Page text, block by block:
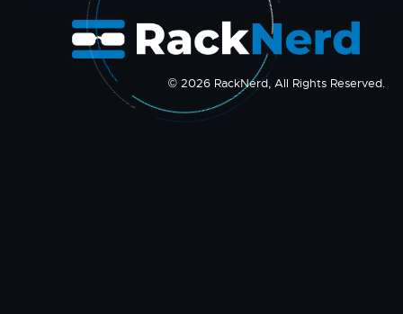
© 2026 RackNerd, All Rights Reserved.